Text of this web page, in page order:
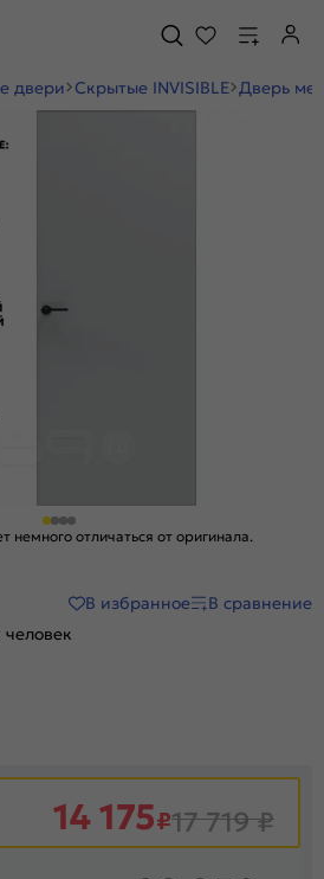
двери Скрытые INVISIBLE Дверь
немного отличаться от оригинала.
В избранное
В сравнение
человек
14 175₽17 719₽